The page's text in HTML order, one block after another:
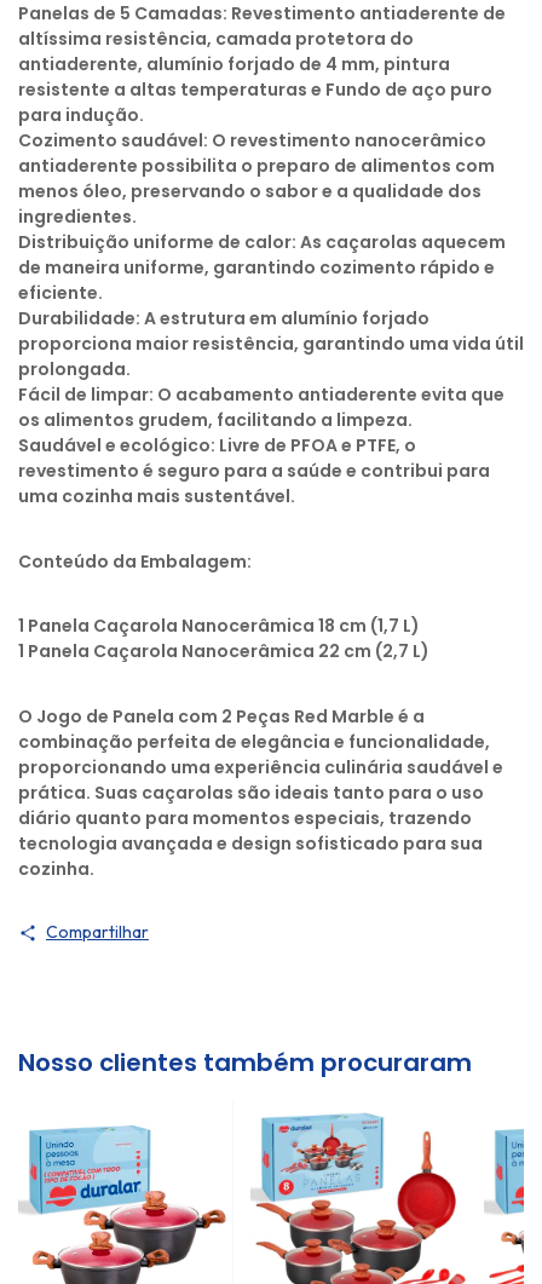
Panelas de 5 Camadas: Revestimento antiaderente de
altíssima resistência, camada protetora do
antiaderente, alumínio forjado de 4 mm, pintura
resistente a altas temperaturas e Fundo de aço puro
para indução.
Cozimento saudável: O revestimento nanocerâmico
antiaderente possibilita o preparo de alimentos com
menos óleo, preservando o sabor e a qualidade dos
ingredientes.
Distribuição uniforme de calor: As caçarolas aquecem
de maneira uniforme, garantindo cozimento rápido e
eficiente.
Durabilidade: A estrutura em alumínio forjado
proporciona maior resistência, garantindo uma vida útil
prolongada.
Fácil de limpar: O acabamento antiaderente evita que
os alimentos grudem, facilitando a limpeza.
Saudável e ecológico: Livre de PFOA e PTFE, o
revestimento é seguro para a saúde e contribui para
uma cozinha mais sustentável.
Conteúdo da Embalagem:
1 Panela Caçarola Nanocerâmica 18 cm (1,7 L)
1 Panela Caçarola Nanocerâmica 22 cm (2,7 L)
O Jogo de Panela com 2 Peças Red Marble é a
combinação perfeita de elegância e funcionalidade,
proporcionando uma experiência culinária saudável e
prática. Suas caçarolas são ideais tanto para o uso
diário quanto para momentos especiais, trazendo
tecnologia avançada e design sofisticado para sua
cozinha.
Compartilhar
Nosso clientes também procuraram